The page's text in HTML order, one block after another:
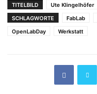
TITELBILD
Ute Klingelhöfer
SCHLAGWORTE
FabLab
OpenLabDay
Werkstatt